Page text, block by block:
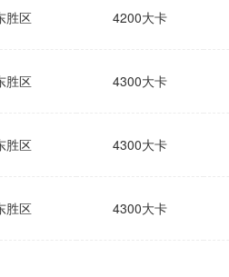
胜区 4200大卡
胜区 4300大卡
胜区 4300大卡
胜区 4300大卡